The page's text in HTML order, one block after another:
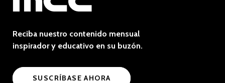
Reciba nuestro contenido mensual
inspirador y educativo en su buzón.
SUSCRÍBASE AHORA